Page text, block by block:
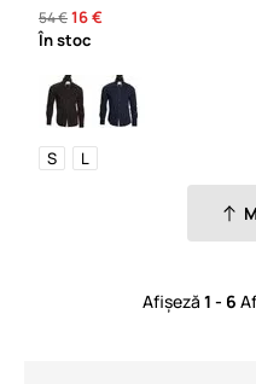
54 €16 €
În stoc
S L
Afișeză 1 - 6